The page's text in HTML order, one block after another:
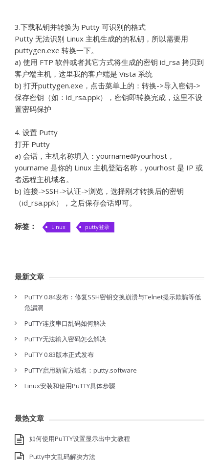
3.下载私钥并转换为 Putty 可识别的格式
Putty 无法识别 Linux 主机生成的的私钥，所以需要用
puttygen.exe 转换一下。
a) 使用 FTP 软件或者其它方式将生成的密钥 id_rsa 拷贝到
客户端主机，这里我的客户端是 Vista 系统
b) 打开puttygen.exe，点击菜单上的：转换->导入密钥->
保存密钥（如：id_rsa.ppk），密钥即转换完成，这里不设
置密码保护
4. 设置 Putty
打开 Putty
a) 会话，主机名称填入：yourname@yourhost，
yourname 是你的 Linux 主机登陆名称，yourhost 是 IP 或
者远程主机域名。
b) 连接->SSH->认证->浏览，选择刚才转换后的密钥
（id_rsa.ppk），之后保存会话即可。
标签： Linux putty登录
最新文章
PuTTY 0.84发布：修复SSH密钥交换崩溃与Telnet提示欺骗等低
危漏洞
PuTTY连接串口乱码如何解决
PuTTY无法输入密码怎么解决
PuTTY 0.83版本正式发布
PuTTY启用新官方域名：putty.software
Linux安装和使用PuTTY具体步骤
最热文章
如何使用PuTTY设置显示出中文教程
Putty中文乱码解决方法